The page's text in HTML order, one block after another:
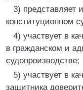
3) представляет
конституционном
4) участвует в
в гражданском и
судопроизводстве;
5) участвует в
защитника